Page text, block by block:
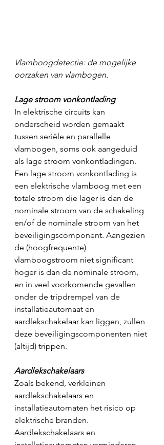
Vlamboogdetectie: de mogelijke
oorzaken van vlambogen.
Lage stroom vonkontlading
In elektrische circuits kan
onderscheid worden gemaakt
tussen seriële en parallelle
vlambogen, soms ook aangeduid
als lage stroom vonkontladingen.
Een lage stroom vonkontlading is
een elektrische vlamboog met een
totale stroom die lager is dan de
nominale stroom van de schakeling
en/of de nominale stroom van het
beveiligingscomponent. Aangezien
de (hoogfrequente)
vlamboogstroom niet significant
hoger is dan de nominale stroom,
en in veel voorkomende gevallen
onder de tripdrempel van de
installatieautomaat en
aardlekschakelaar kan liggen, zullen
deze beveiligingscomponenten niet
(altijd) trippen.
Aardlekschakelaars
Zoals bekend, verkleinen
aardlekschakelaars en
installatieautomaten het risico op
elektrische branden.
Aardlekschakelaars en